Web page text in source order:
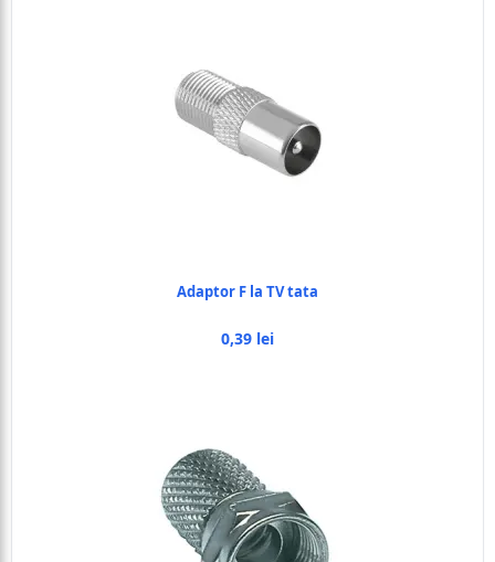
Adaptor F la TV tata
0,39 lei